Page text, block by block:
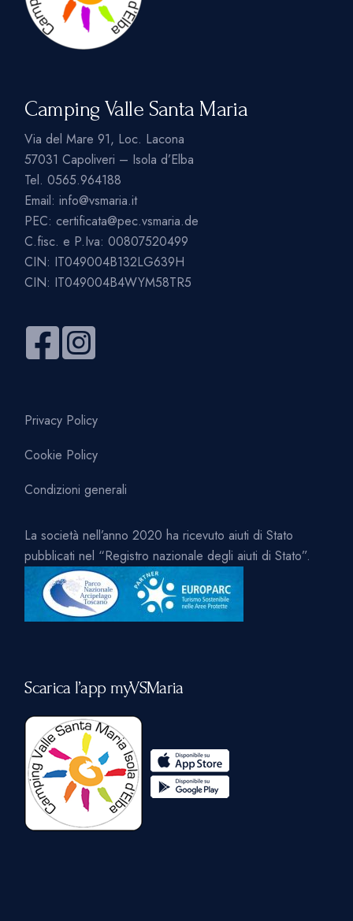
Camping Valle Santa Maria
Via del Mare 91, Loc. Lacona
57031 Capoliveri – Isola d’Elba
Tel.0565.964188
Email:info@vsmaria.it
PEC:certificata@pec.vsmaria.de
C.fisc. e P.Iva: 00807520499
CIN: IT049004B132LG639H
CIN: IT049004B4WYM58TR5
Privacy Policy
Cookie Policy
Condizioni generali
La società nell’anno 2020 ha ricevuto aiuti di Stato
pubblicati nel “Registro nazionale degli aiuti di Stato”.
Scarica l’app myVSMaria